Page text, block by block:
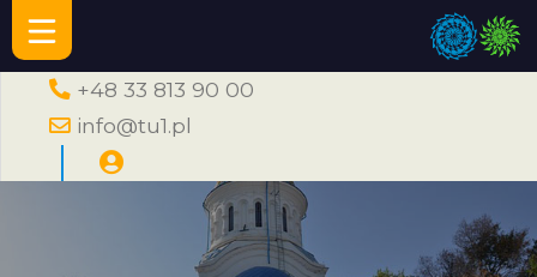
+48 33 813 90 00
info@tu1.pl